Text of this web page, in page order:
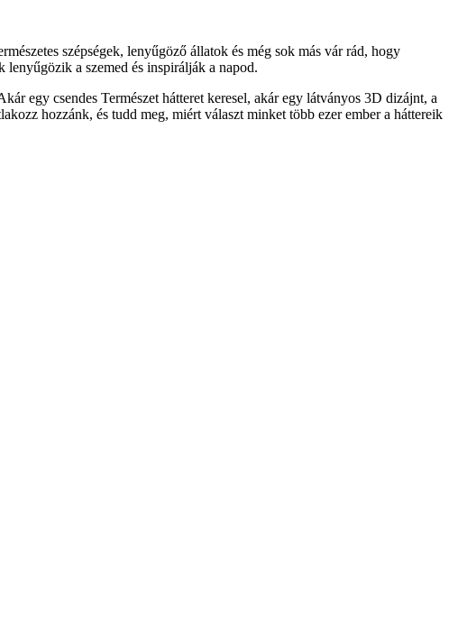
szépségek, lenyűgöző állatok és még sok más vár rád, hogy
a szemed és inspirálják a napod.
egy csendes Természet hátteret keresel, akár egy látványos 3D dizájnt, a
hozzánk, és tudd meg, miért választ minket több ezer ember a háttereik